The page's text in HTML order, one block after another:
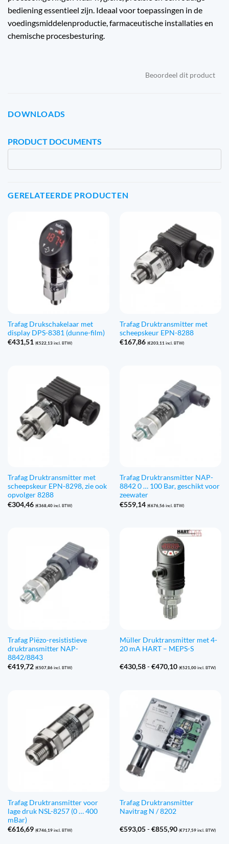
bediening essentieel zijn. Ideaal voor toepassingen in de
voedingsmiddelenproductie, farmaceutische installaties en
chemische procesbesturing.
Beoordeel dit product
DOWNLOADS
PRODUCT DOCUMENTS
GERELATEERDE PRODUCTEN
Trafag Drukschakelaar met
display DPS-8381 (dunne-film)
€431,51 (€522,13incl. BTW)
Trafag Druktransmitter met
scheepskeur EPN-8288
€167,86 (€203,11incl. BTW)
Trafag Druktransmitter met
scheepskeur EPN-8298, zie ook
opvolger 8288
€304,46 (€368,40incl. BTW)
Trafag Druktransmitter NAP-
8842 0 … 100 Bar, geschikt voor
zeewater
€559,14 (€676,56incl. BTW)
Trafag Piëzo-resististieve
druktransmitter NAP-
8842/8843
€419,72 (€507,86incl. BTW)
Müller Druktransmitter met 4-
20 mA HART – MEPS-S
€430,58 - €470,10Prijsklasse:
(€521,00incl. BTW)
Trafag Druktransmitter voor
lage druk NSL-8257 (0 … 400
mBar)
€616,69 (€746,19incl. BTW)
Trafag Druktransmitter
Navitrag N / 8202
€593,05 - €855,90Prijsklasse:
(€717,59incl. BTW)